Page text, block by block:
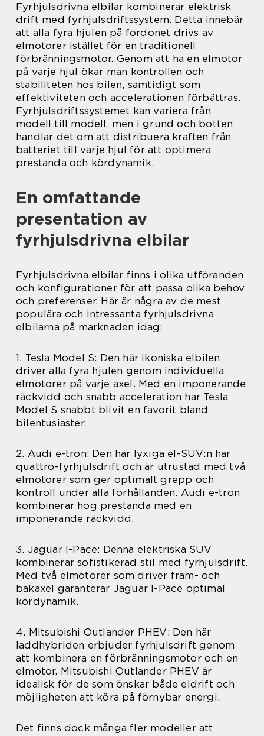
Fyrhjulsdrivna elbilar kombinerar elektrisk
drift med fyrhjulsdriftssystem. Detta innebär
att alla fyra hjulen på fordonet drivs av
elmotorer istället för en traditionell
förbränningsmotor. Genom att ha en elmotor
på varje hjul ökar man kontrollen och
stabiliteten hos bilen, samtidigt som
effektiviteten och accelerationen förbättras.
Fyrhjulsdriftssystemet kan variera från
modell till modell, men i grund och botten
handlar det om att distribuera kraften från
batteriet till varje hjul för att optimera
prestanda och kördynamik.
En omfattande
presentation av
fyrhjulsdrivna elbilar
Fyrhjulsdrivna elbilar finns i olika utföranden
och konfigurationer för att passa olika behov
och preferenser. Här är några av de mest
populära och intressanta fyrhjulsdrivna
elbilarna på marknaden idag:
1. Tesla Model S: Den här ikoniska elbilen
driver alla fyra hjulen genom individuella
elmotorer på varje axel. Med en imponerande
räckvidd och snabb acceleration har Tesla
Model S snabbt blivit en favorit bland
bilentusiaster.
2. Audi e-tron: Den här lyxiga el-SUV:n har
quattro-fyrhjulsdrift och är utrustad med två
elmotorer som ger optimalt grepp och
kontroll under alla förhållanden. Audi e-tron
kombinerar hög prestanda med en
imponerande räckvidd.
3. Jaguar I-Pace: Denna elektriska SUV
kombinerar sofistikerad stil med fyrhjulsdrift.
Med två elmotorer som driver fram- och
bakaxel garanterar Jaguar I-Pace optimal
kördynamik.
4. Mitsubishi Outlander PHEV: Den här
laddhybriden erbjuder fyrhjulsdrift genom
att kombinera en förbränningsmotor och en
elmotor. Mitsubishi Outlander PHEV är
idealisk för de som önskar både eldrift och
möjligheten att köra på förnybar energi.
Det finns dock många fler modeller att